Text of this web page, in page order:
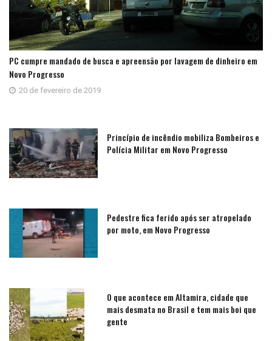
PC cumpre mandado de busca e apreensão por lavagem de dinheiro em
Novo Progresso
20 de fevereiro de 2019
Princípio de incêndio mobiliza Bombeiros e
Polícia Militar em Novo Progresso
Pedestre fica ferido após ser atropelado
por moto, em Novo Progresso
O que acontece em Altamira, cidade que
mais desmata no Brasil e tem mais boi que
gente